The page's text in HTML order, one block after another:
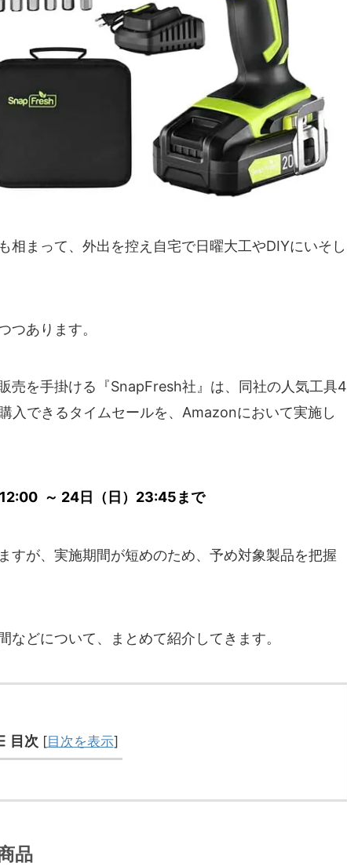
相まって、外出を控え自宅で日曜大工やDIYにいそし
つあります。
売を手掛ける『SnapFresh社』は、同社の人気工具4
入できるタイムセールを、Amazonにおいて実施し
～ 24日（日）23:45まで
すが、実施期間が短めのため、予め対象製品を把握
どについて、まとめて紹介してきます。
目次 [目次を表示]
品